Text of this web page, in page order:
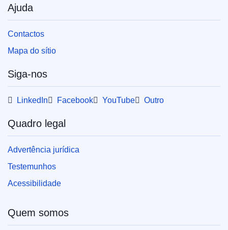
Ajuda
Contactos
Mapa do sítio
Siga-nos
LinkedIn Facebook YouTube Outro
Quadro legal
Advertência jurídica
Testemunhos
Acessibilidade
Quem somos